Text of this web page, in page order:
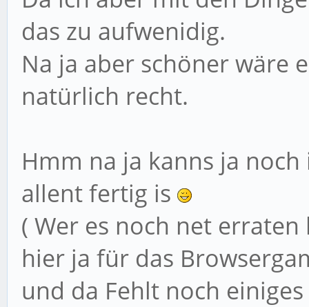
das zu aufwenidig.
Na ja aber schöner wäre
natürlich recht.
Hmm na ja kanns ja
allent fertig is
( Wer es noch net
hier ja für das
und da Fehlt noch einiges